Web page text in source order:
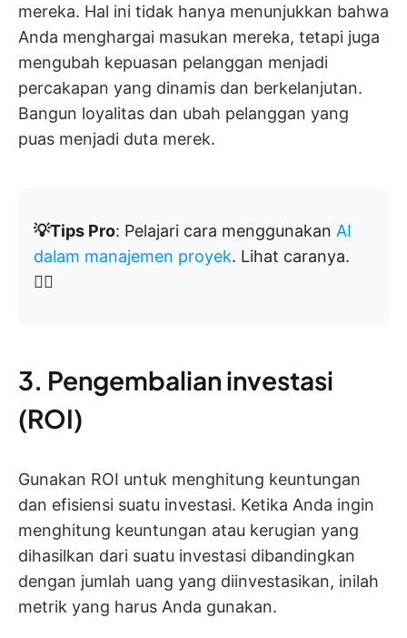
mereka. Hal ini tidak hanya menunjukkan bahwa
Anda menghargai masukan mereka, tetapi juga
mengubah kepuasan pelanggan menjadi
percakapan yang dinamis dan berkelanjutan.
Bangun loyalitas dan ubah pelanggan yang
puas menjadi duta merek.
💡Tips Pro: Pelajari cara menggunakan AI
dalam manajemen proyek. Lihat caranya.
👇🏼
3. Pengembalian investasi
(ROI)
Gunakan ROI untuk menghitung keuntungan
dan efisiensi suatu investasi. Ketika Anda ingin
menghitung keuntungan atau kerugian yang
dihasilkan dari suatu investasi dibandingkan
dengan jumlah uang yang diinvestasikan, inilah
metrik yang harus Anda gunakan.